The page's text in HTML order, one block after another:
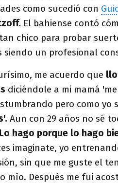
como sucedió con
El bahiense contó
chico para probar
siendo un profesional
me acuerdo que
diciéndole a mi mamá
pero como yo
Aun con 29 años no sé
Lo hago porque lo hago
imaginate, yo
sin que me guste el
mío. Después me fui